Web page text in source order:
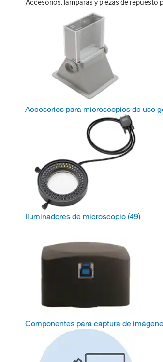
Accesorios, lámparas y piezas de
Accesorios para microscopios de uso
Iluminadores de microscopio (49)
Componentes para captura de